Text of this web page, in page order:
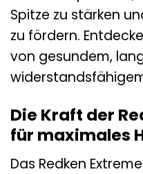
Spitze zu stärken
zu fördern.
von gesundem,
Die Kraft der
für maximales
Das Redken